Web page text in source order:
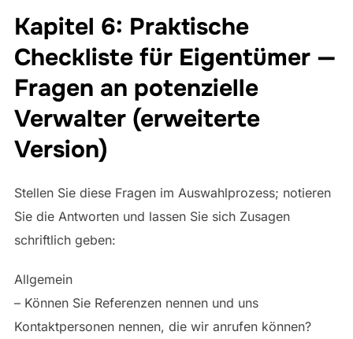
Kapitel 6: Praktische
Checkliste für Eigentümer —
Fragen an potenzielle
Verwalter (erweiterte
Version)
Stellen Sie diese Fragen im Auswahlprozess; notieren
Sie die Antworten und lassen Sie sich Zusagen
schriftlich geben:
Allgemein
– Können Sie Referenzen nennen und uns
Kontaktpersonen nennen, die wir anrufen können?